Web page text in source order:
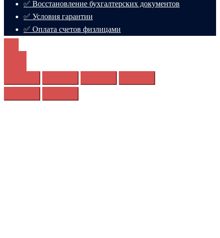
✅ Восстановление бухгалтерских документов
✅ Условия гарантии
✅ Оплата счетов физлицами